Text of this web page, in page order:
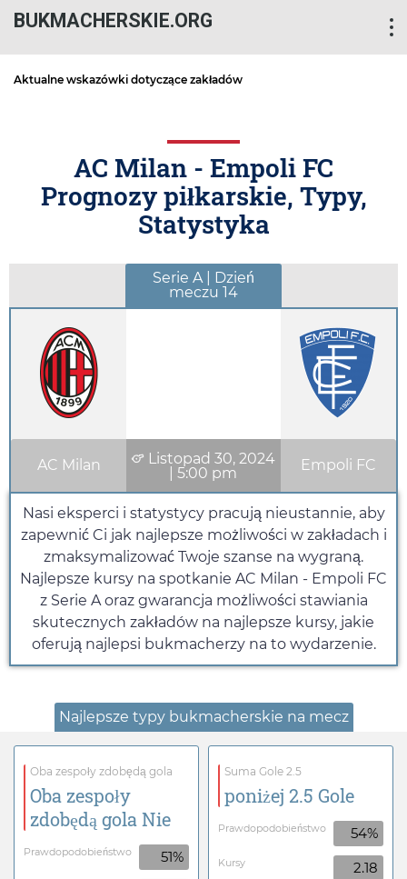
BUKMACHERSKIE.ORG
Aktualne wskazówki dotyczące zakładów
AC Milan - Empoli FC
Prognozy piłkarskie, Typy,
Statystyka
Serie A | Dzień
meczu 14
AC Milan
Listopad 30, 2024
|5:00 pm Empoli FC
Nasi eksperci i statystycy pracują nieustannie, aby
zapewnić Ci jak najlepsze możliwości w zakładach i
zmaksymalizować Twoje szanse na wygraną.
Najlepsze kursy na spotkanie AC Milan - Empoli FC
z Serie A oraz gwarancja możliwości stawiania
skutecznych zakładów na najlepsze kursy, jakie
oferują najlepsi bukmacherzy na to wydarzenie.
Najlepsze typy bukmacherskie na mecz
Oba zespoły zdobędą gola
Oba zespoły
zdobędą gola Nie
Prawdopodobieństwo 51%
Suma Gole 2.5
poniżej 2.5 Gole
Prawdopodobieństwo 54%
Kursy 2.18